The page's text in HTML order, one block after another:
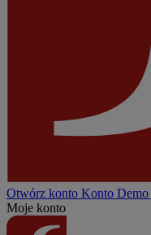
Otwórz konto Konto Demo
Moje konto